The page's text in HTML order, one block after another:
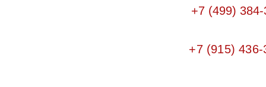
+7 (499)
+7 (915) 436-